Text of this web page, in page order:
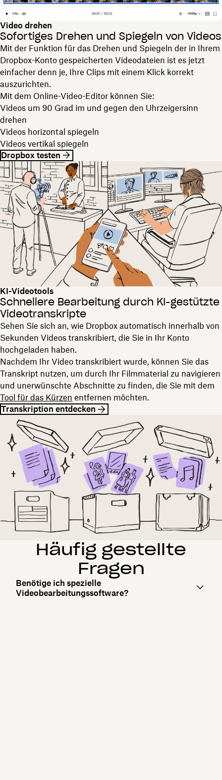
Video drehen
Sofortiges Drehen und Spiegeln von Videos
Mit der Funktion für das Drehen und Spiegeln der in Ihrem
Dropbox-Konto gespeicherten Videodateien ist es jetzt
einfacher denn je, Ihre Clips mit einem Klick korrekt
auszurichten.
Mit dem Online-Video-Editor können Sie:
Videos um 90 Grad im und gegen den Uhrzeigersinn
drehen
Videos horizontal spiegeln
Videos vertikal spiegeln
Dropbox testen
KI-Videotools
Schnellere Bearbeitung durch KI-gestützte
Videotranskripte
Sehen Sie sich an, wie Dropbox automatisch innerhalb von
Sekunden Videos transkribiert, die Sie in Ihr Konto
hochgeladen haben.
Nachdem Ihr Video transkribiert wurde, können Sie das
Transkript nutzen, um durch Ihr Filmmaterial zu navigieren
und unerwünschte Abschnitte zu finden, die Sie mit dem
Tool für das Kürzen entfernen möchten.
Transkription entdecken
Häufig gestellte
Fragen
Benötige ich spezielle
Videobearbeitungssoftware?